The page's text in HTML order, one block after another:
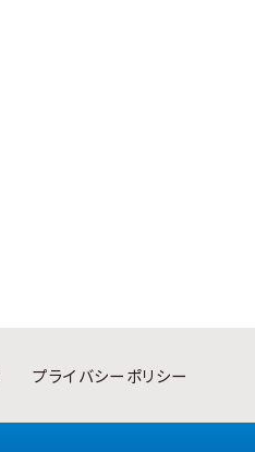
プライバシーポリシー